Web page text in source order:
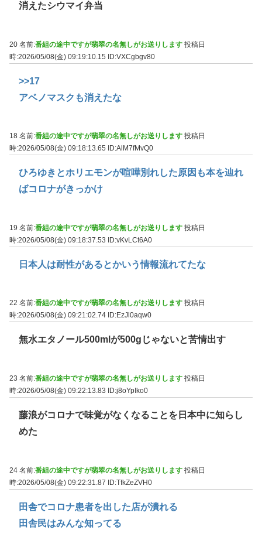
消えたシウマイ弁当
20 名前:番組の途中ですが翡翠の名無しがお送りします 投稿日
時:2026/05/08(金) 09:19:10.15 ID:VXCgbgv80
>>17
アベノマスクも消えたな
18 名前:番組の途中ですが翡翠の名無しがお送りします 投稿日
時:2026/05/08(金) 09:18:13.65
ID:AlM7fMvQ0
ひろゆきとホリエモンが喧嘩別れした原因も本を辿れ
ばコロナがきっかけ
19 名前:番組の途中ですが翡翠の名無しがお送りします 投稿日
時:2026/05/08(金) 09:18:37.53 ID:vKvLCt6A0
日本人は耐性があるとかいう情報流れてたな
22 名前:番組の途中ですが翡翠の名無しがお送りします 投稿日
時:2026/05/08(金) 09:21:02.74 ID:EzJl0aqw0
無水エタノール500mlが500gじゃないと苦情出す
23 名前:番組の途中ですが翡翠の名無しがお送りします 投稿日
時:2026/05/08(金) 09:22:13.83
ID:j8oYpIko0
藤浪がコロナで味覚がなくなることを日本中に知らし
めた
24 名前:番組の途中ですが翡翠の名無しがお送りします 投稿日
時:2026/05/08(金) 09:22:31.87 ID:TfkZeZVH0
田舎でコロナ患者を出した店が潰れる
田舎民はみんな知ってる